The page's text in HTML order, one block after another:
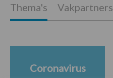
Thema's Vakpartners
Coronavirus